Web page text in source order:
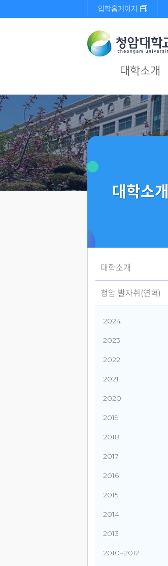
입학홈페이지
대학소개
대학소개
대학소개
청암 발자취(연혁)
2024
2023
2022
2021
2020
2019
2018
2017
2016
2015
2014
2013
2010~2012